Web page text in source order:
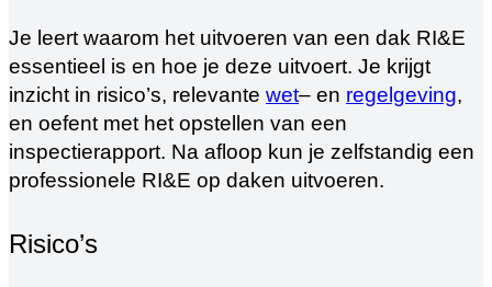
Je leert waarom het uitvoeren van een dak RI&E
essentieel is en hoe je deze uitvoert. Je krijgt
inzicht in risico’s, relevante wet– en regelgeving,
en oefent met het opstellen van een
inspectierapport. Na afloop kun je zelfstandig een
professionele RI&E op daken uitvoeren.
Risico’s